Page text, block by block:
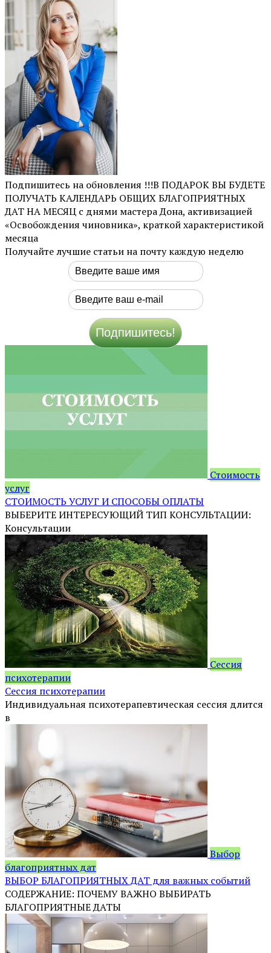
Подпишитесь на обновления !!!В ПОДАРОК ВЫ БУДЕТЕ
ПОЛУЧАТЬ КАЛЕНДАРЬ ОБЩИХ БЛАГОПРИЯТНЫХ
ДАТ НА МЕСЯЦ с днями мастера Дона, активизацией
«Освобождения чиновника», краткой характеристикой
месяца
Получайте лучшие статьи на почту каждую неделю
Стоимость
услуг
СТОИМОСТЬ УСЛУГ И СПОСОБЫ ОПЛАТЫ
ВЫБЕРИТЕ ИНТЕРЕСУЮЩИЙ ТИП КОНСУЛЬТАЦИИ:
Консультации
Сессия
психотерапии
Сессия психотерапии
Индивидуальная психотерапевтическая сессия длится
в
Выбор
благоприятных дат
ВЫБОР БЛАГОПРИЯТНЫХ ДАТ для важных событий
СОДЕРЖАНИЕ: ПОЧЕМУ ВАЖНО ВЫБИРАТЬ
БЛАГОПРИЯТНЫЕ ДАТЫ